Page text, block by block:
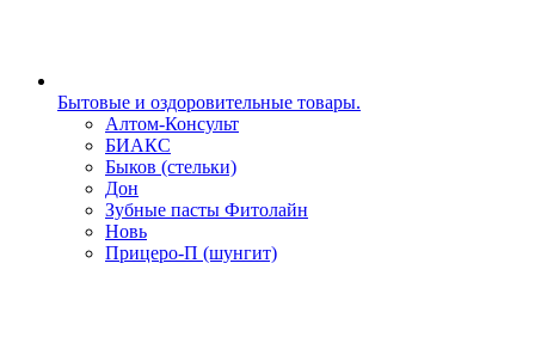
Бытовые и оздоровительные товары.
Алтом-Консульт
БИАКС
Быков (стельки)
Дон
Зубные пасты Фитолайн
Новь
Прицеро-П (шунгит)